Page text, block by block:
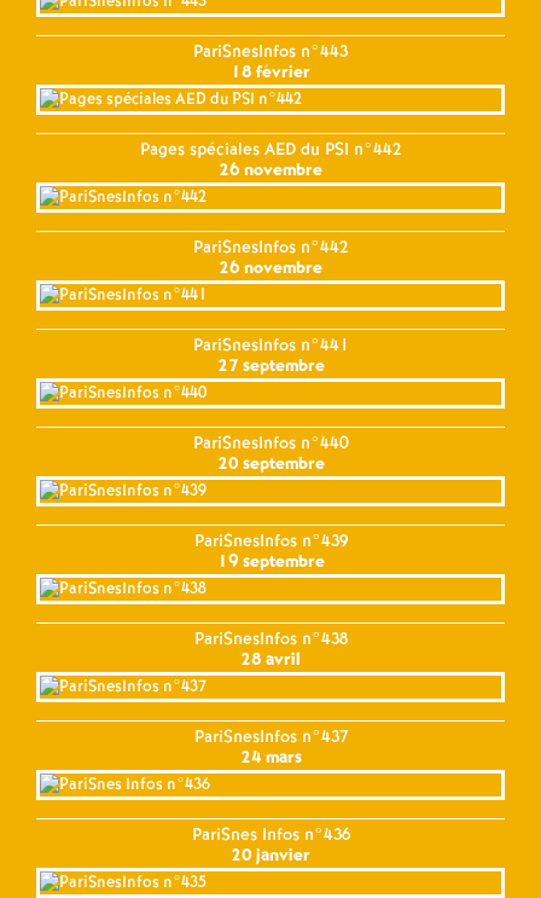
PariSnesInfos n°443
18 février
Pages spéciales AED du PSI n°442
26 novembre
PariSnesInfos n°442
26 novembre
PariSnesInfos n°441
27 septembre
PariSnesInfos n°440
20 septembre
PariSnesInfos n°439
19 septembre
PariSnesInfos n°438
28 avril
PariSnesInfos n°437
24 mars
PariSnes Infos n°436
20 janvier